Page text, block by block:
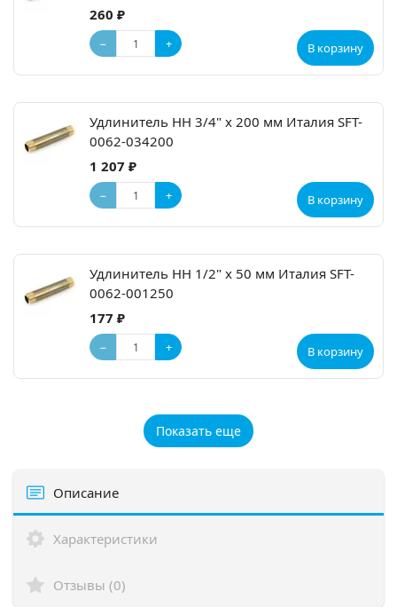
260 ₽
− + В корзину
Удлинитель НН 3/4" x 200 мм Италия SFT-
0062-034200
1 207 ₽
− + В корзину
Удлинитель НН 1/2" x 50 мм Италия SFT-
0062-001250
177 ₽
− + В корзину
Показать еще
Описание
Характеристики
Отзывы (0)